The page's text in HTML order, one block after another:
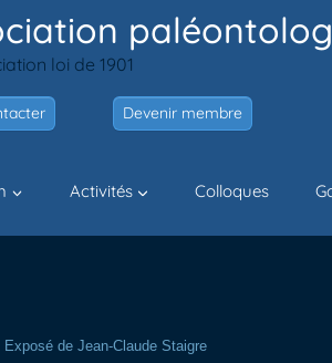
loi de 1901
Devenir membre
Activités Colloques
de Jean-Claude Staigre